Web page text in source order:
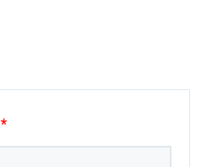
*Obligatoire